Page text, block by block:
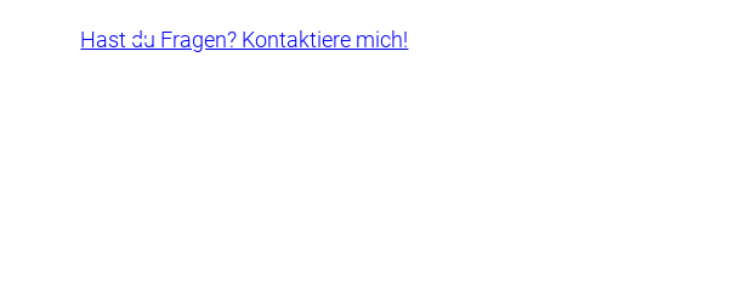
Hast du Fragen? Kontaktiere mich!